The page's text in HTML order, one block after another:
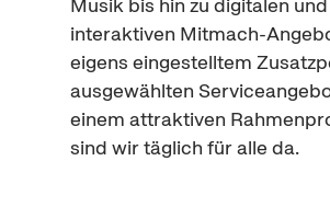
Musik bis hin zu digitalen und
interaktiven Mitmach-
eigens eingestelltem
ausgewählten
einem attraktiven
sind wir täglich für alle da.